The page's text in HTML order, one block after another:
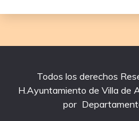
Todos los derechos
H.Ayuntamiento de Villa de
por